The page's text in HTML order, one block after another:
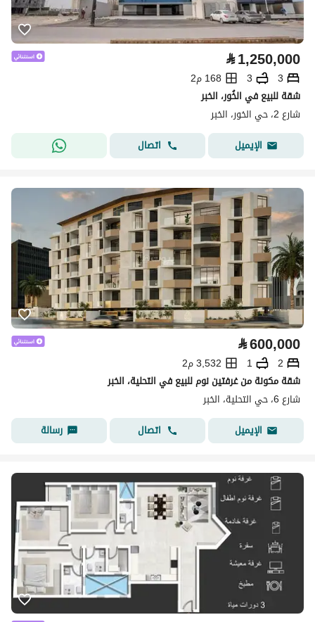
⃁1,250,000
3
3
168 م2
شقة للبيع في الخُور، الخبر
شارع 2، حي الخور، الخبر
الإيميل
اتصال
⃁600,000
2
1
3,532 م2
شقة مكونة من غرفتين نوم للبيع في التحلية، الخبر
شارع 6، حي التحلية، الخبر
الإيميل
اتصال رسالة